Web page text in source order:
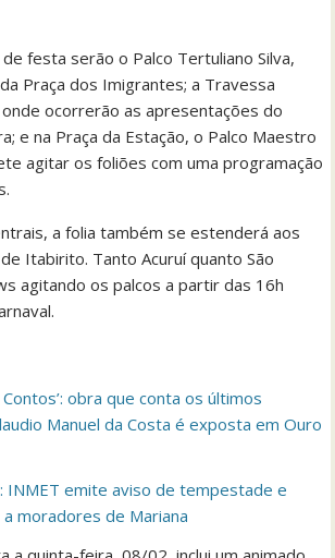
festa serão o Palco Tertuliano Silva,
Praça dos Imigrantes; a Travessa
ocorrerão as apresentações do
e na Praça da Estação, o Palco Maestro
agitar os foliões com uma programação
a folia também se estenderá aos
Itabirito. Tanto Acuruí quanto São
agitando os palcos a partir das 16h
Contos’: obra que conta os últimos
Manuel da Costa é exposta em Ouro
INMET emite aviso de tempestade e
moradores de Mariana